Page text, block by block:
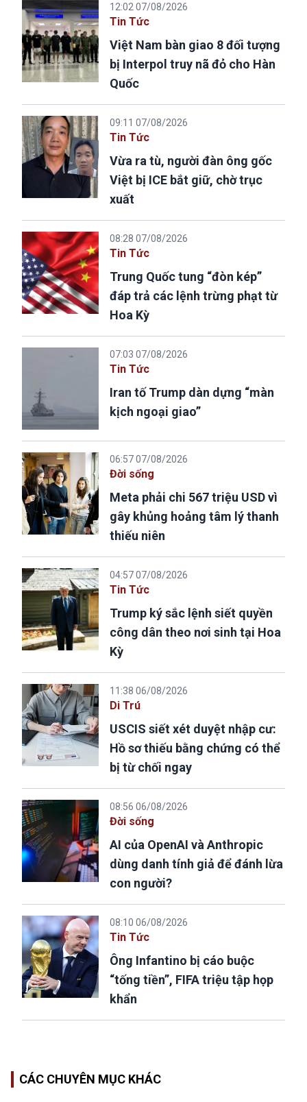
12:02 07/08/2026
Tin Tức
Việt Nam bàn giao 8 đối tượng
bị Interpol truy nã đỏ cho Hàn
Quốc
09:11 07/08/2026
Tin Tức
Vừa ra tù, người đàn ông gốc
Việt bị ICE bắt giữ, chờ trục
xuất
08:28 07/08/2026
Tin Tức
Trung Quốc tung “đòn kép”
đáp trả các lệnh trừng phạt từ
Hoa Kỳ
07:03 07/08/2026
Tin Tức
Iran tố Trump dàn dựng “màn
kịch ngoại giao”
06:57 07/08/2026
Đời sống
Meta phải chi 567 triệu USD vì
gây khủng hoảng tâm lý thanh
thiếu niên
04:57 07/08/2026
Tin Tức
Trump ký sắc lệnh siết quyền
công dân theo nơi sinh tại Hoa
Kỳ
11:38 06/08/2026
Di Trú
USCIS siết xét duyệt nhập cư:
Hồ sơ thiếu bằng chứng có thể
bị từ chối ngay
08:56 06/08/2026
Đời sống
AI của OpenAI và Anthropic
dùng danh tính giả để đánh lừa
con người?
08:10 06/08/2026
Tin Tức
Ông Infantino bị cáo buộc
“tống tiền”, FIFA triệu tập họp
khẩn
CÁC CHUYÊN MỤC KHÁC